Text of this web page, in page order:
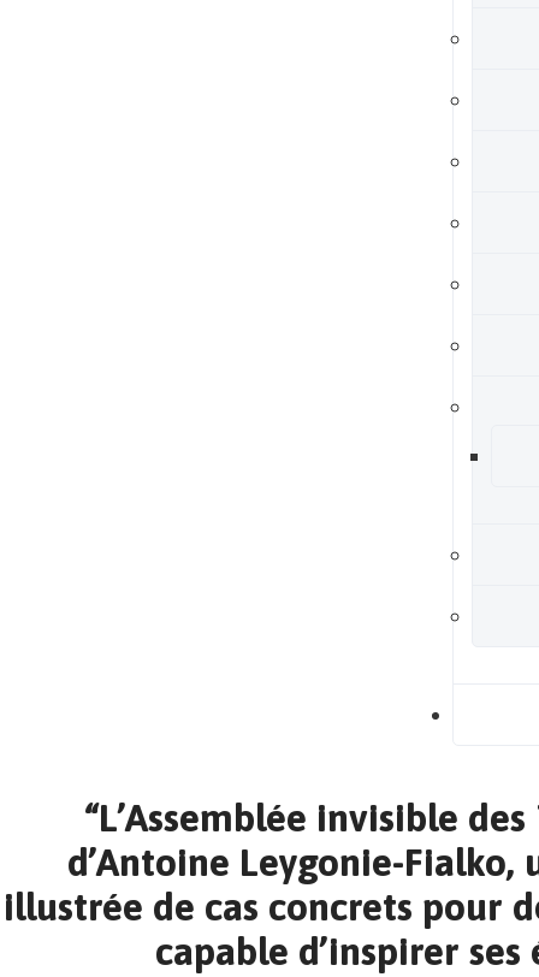
“L’Assemblée invisible
d’Antoine Leygonie-Fialko,
illustrée de cas concrets pour
capable d’inspirer ses